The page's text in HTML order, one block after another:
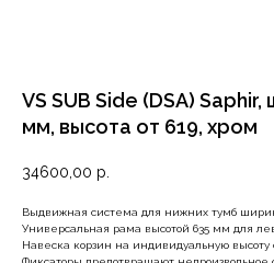
VS SUB Side (DSA)
мм, высота от 619, хром
34600,00 р.
Выдвижная система для нижних тумб
Универсальная рама высотой 635 мм для
Навеска корзин на индивидуальную высоту